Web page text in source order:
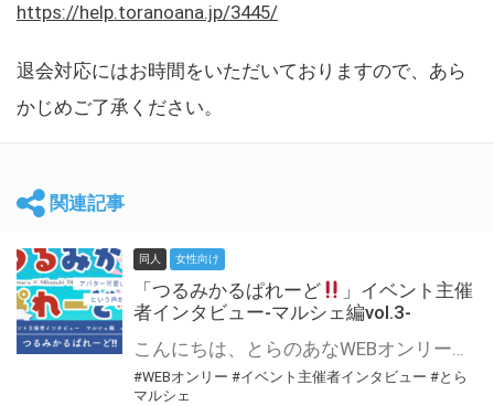
https://help.toranoana.jp/3445/
退会対応にはお時間をいただいておりますので、あら
かじめご了承ください。
関連記事
同人 女性向け
「つるみかるぱれーど
」イベント主催
者インタビュー-マルシェ編vol.3-
こんにちは、とらのあなWEBオンリー運営スタッフです。 新たにお届けする、イベント主催者インタビュー-マルシェ編-は、 とらのあなWEBオンリー「マルシェ」をご利用した主催様に 「マルシェ」を使って開催した感想や心がけをお聞きする企画です。 今回は、WEBオンリー初開催「つるみかるぱれーど
#WEBオンリー #イベント主催者インタビュー #とら
マルシェ